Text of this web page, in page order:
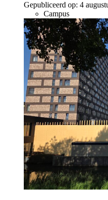
Gepubliceerd op: 4
Campus